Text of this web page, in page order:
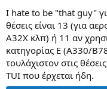
I hate to be "that guy"
θέσεις είναι 13 (για
A32X κλπ) ή 11 αν
κατηγορίας Ε (Α330/
τουλάχιστον στις
TUI που έρχεται ήδη.